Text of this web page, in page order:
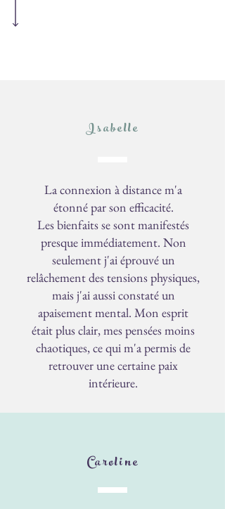
Isabelle
La connexion à distance m'a
étonné par son efficacité.
Les bienfaits se sont manifestés
presque immédiatement. Non
seulement j'ai éprouvé un
relâchement des tensions physiques,
mais j'ai aussi constaté un
apaisement mental. Mon esprit
était plus clair, mes pensées moins
chaotiques, ce qui m'a permis de
retrouver une certaine paix
intérieure.
Caroline